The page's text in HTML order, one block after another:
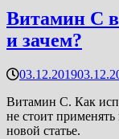
Витамин C в
и зачем?
03.12.2019
Витамин С. Как
не стоит
новой статье.